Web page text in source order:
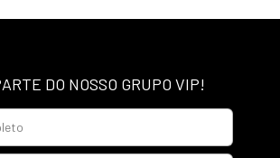
DO NOSSO GRUPO VIP!